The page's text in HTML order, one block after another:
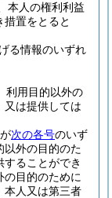
本人の権利利益
置をとると
る情報のいずれ
利用目的以外の
又は提供しては
次の各号のいず
以外の目的のた
ることができ
の目的のために
本人又は第三者